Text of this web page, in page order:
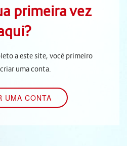
primeira vez
a este site, você primeiro
uma conta.